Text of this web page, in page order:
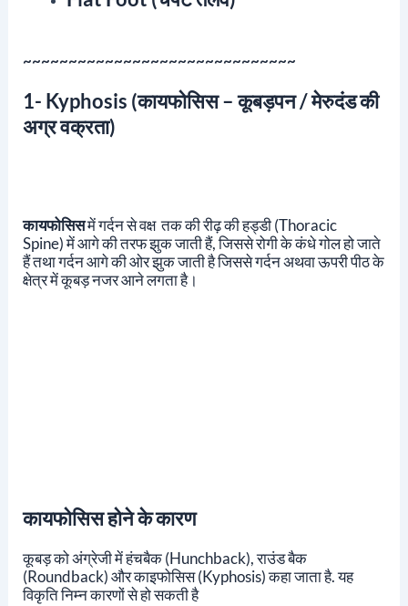
~~~~~~~~~~~~~~~~~~~~~~~~~~~~~~
1- Kyphosis (कायफोसिस – कूबड़पन / मेरुदंड की
अग्र वक्रता)
कायफोसिसमें गर्दन से वक्ष तक की रीढ़ कीहड्डी(thoracic
Spine)में आगे की तरफ झुक जाती हैं, जिससे रोगी के कंधे गोल हो जाते
हैं तथा गर्दन आगे की ओर झुक जाती है जिससे गर्दन अथवा ऊपरी पीठ के
क्षेत्र में कूबड़ नजर आने लगता है।
कायफोसिस होने के कारण
कूबड़ को अंग्रेजी में हंचबैक (Hunchback), राउंड बैक
(Roundback) और काइफोसिस (Kyphosis) कहा जाता है. यह
विकृति निम्न कारणों से हो सकती है